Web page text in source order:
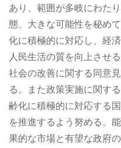
あり、範囲が多岐にわた
態、大きな可能性を秘め
化に積極的に対応し、経
人民生活の質を向上させ
社会の改善に関する同意
る。また政策実施に関す
齢化に積極的に対応する
を推進するよう努める。
果的な市場と有望な政府